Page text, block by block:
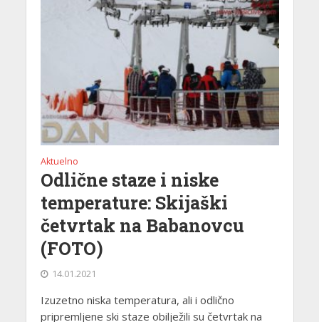
Aktuelno
Odlične staze i niske
temperature: Skijaški
četvrtak na Babanovcu
(FOTO)
14.01.2021
Izuzetno niska temperatura, ali i odlično
pripremljene ski staze obilježili su četvrtak na